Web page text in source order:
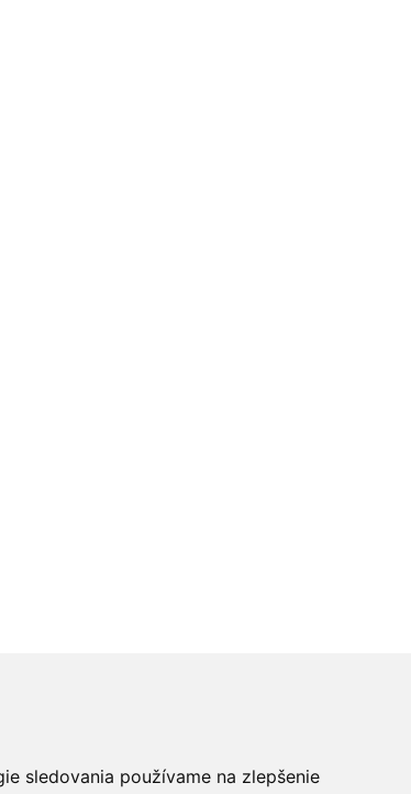
sledovania používame na zlepšenie